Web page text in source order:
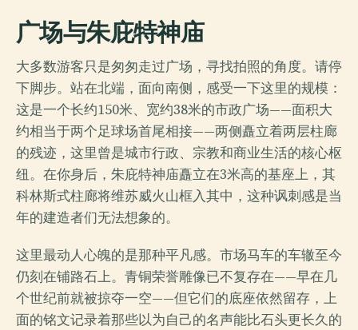
广场与朱庇特神庙
大多数游客只是匆匆走过广场，寻找拍照的角度。请停
下脚步。站在北端，面向南侧，感受一下这里的规模：
这是一个长约150米、宽约38米的市政广场——面积大
约相当于两个足球场首尾相接——两侧矗立着两层柱廊
的残迹，这里曾是城市行政、宗教和商业生活的核心枢
纽。在你身后，朱庇特神庙矗立在3米高的基座上，其
科林斯式柱廊将维苏威火山框入其中，这种讽刺感是当
年的建造者们无法想象的。
这里最动人心魄的是那种平凡感。市场马车的车辙至今
仍刻在铺路石上。青铜荣誉雕像已不复存在——早在几
个世纪前就被掠夺一空——但它们的底座依然留存，上
面的铭文记录着那些以为自己的名声能比石头更长久的